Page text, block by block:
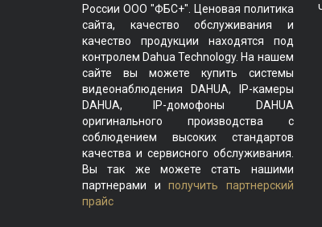
России ООО "ФБС+". Ценовая политика
сайта, качество обслуживания и
качество продукции находятся под
контролем Dahua Technology. На нашем
сайте вы можете купить системы
видеонаблюдения DAHUA, IP-камеры
DAHUA, IP-домофоны DAHUA
оригинального производства с
соблюдением высоких стандартов
качества и сервисного обслуживания.
Вы так же можете стать нашими
партнерами и получить партнерский
прайс